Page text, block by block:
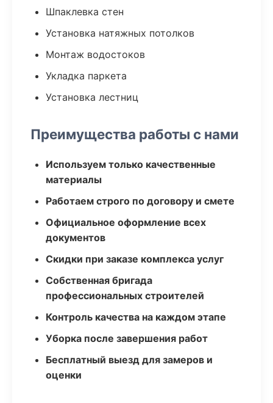
Шпаклевка стен
Установка натяжных потолков
Монтаж водостоков
Укладка паркета
Установка лестниц
Преимущества работы с нами
Используем только качественные
материалы
Работаем строго по договору и смете
Официальное оформление всех
документов
Скидки при заказе комплекса услуг
Собственная бригада
профессиональных строителей
Контроль качества на каждом этапе
Уборка после завершения работ
Бесплатный выезд для замеров и
оценки